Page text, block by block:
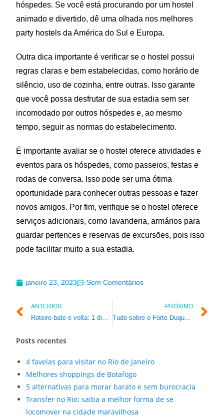
hóspedes. Se você está procurando por um hostel
animado e divertido, dê uma olhada nos melhores
party hostels da América do Sul e Europa.
Outra dica importante é verificar se o hostel possui
regras claras e bem estabelecidas, como horário de
silêncio, uso de cozinha, entre outras. Isso garante
que você possa desfrutar de sua estadia sem ser
incomodado por outros hóspedes e, ao mesmo
tempo, seguir as normas do estabelecimento.
É importante avaliar se o hostel oferece atividades e
eventos para os hóspedes, como passeios, festas e
rodas de conversa. Isso pode ser uma ótima
oportunidade para conhecer outras pessoas e fazer
novos amigos. Por fim, verifique se o hostel oferece
serviços adicionais, como lavanderia, armários para
guardar pertences e reservas de excursões, pois isso
pode facilitar muito a sua estadia.
janeiro 23, 2023 Sem Comentários
ANTERIOR
Roteiro bate e volta: 1 dia no Rio de Janeiro
PRÓXIMO
Tudo sobre o Forte Duque de Caxias, no Leme
Posts recentes
4 favelas para visitar no Rio de Janeiro
Melhores shoppings de Botafogo
5 alternativas para morar barato e sem burocracia
Transfer no Rio: saiba a melhor forma de se
locomover na cidade maravilhosa